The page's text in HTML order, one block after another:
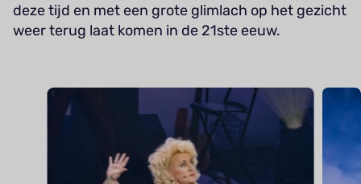
deze tijd en met een grote glimlach op het gezicht
weer terug laat komen in de 21ste eeuw.